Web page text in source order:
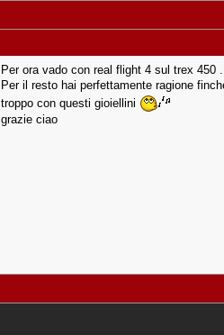
Per ora vado con real flight 4 sul trex
Per il resto hai perfettamente ragione
troppo con questi gioiellini
grazie ciao